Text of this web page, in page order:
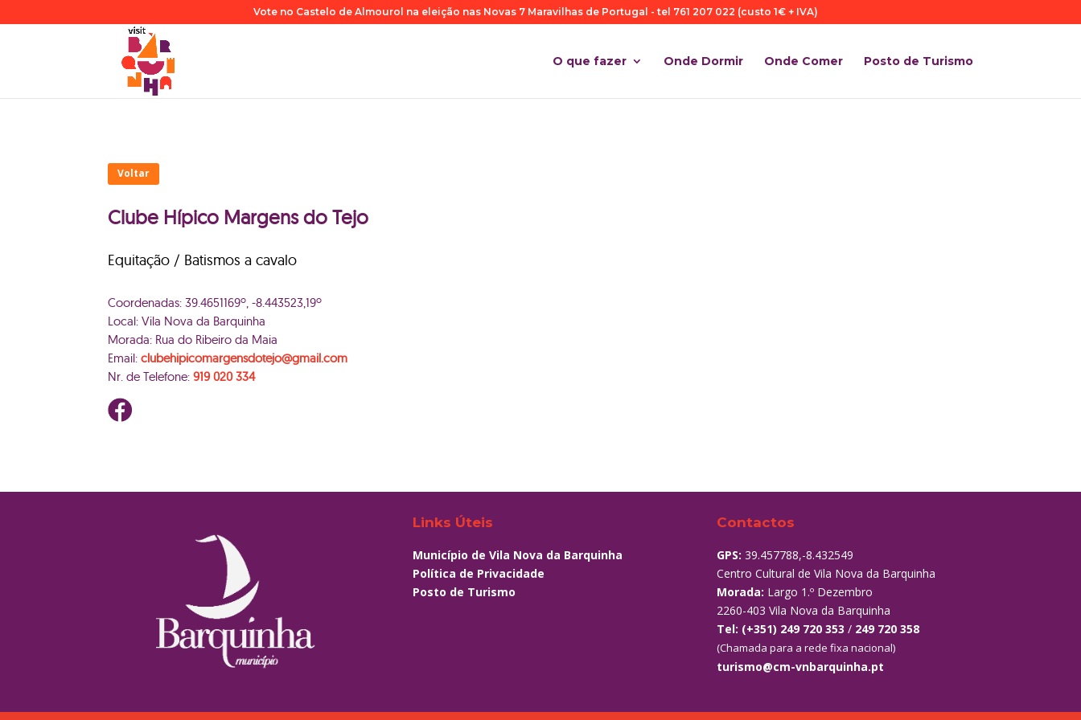
Vote no Castelo de Almourol na eleição nas Novas 7 Maravilhas de Portugal - tel 761 207 022 (custo 1€ + IVA)
O que fazer Onde Dormir Onde Comer Posto de Turismo
Voltar
Clube Hípico Margens do Tejo
Equitação / Batismos a cavalo
Coordenadas: 39.4651169º, -8.443523,19º
Local: Vila Nova da Barquinha
Morada: Rua do Ribeiro da Maia
Email:clubehipicomargensdotejo@gmail.com
Nr. de Telefone:919 020 334
Links Úteis
Município de Vila Nova da Barquinha
Política de Privacidade
Posto de Turismo
Contactos
GPS: 39.457788,-8.432549
Centro Cultural de Vila Nova da Barquinha
Morada: Largo 1.º Dezembro
2260-403 Vila Nova da Barquinha
Tel: (+351) 249 720 353 / 249 720 358
(Chamada para a rede fixa nacional)
turismo@cm-vnbarquinha.pt